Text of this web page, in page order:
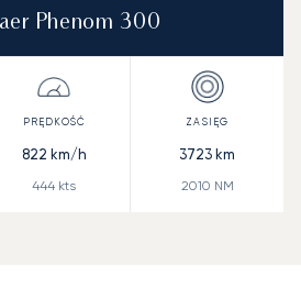
Phenom 300
822 km/h
444 kts
3723 km
2010 NM